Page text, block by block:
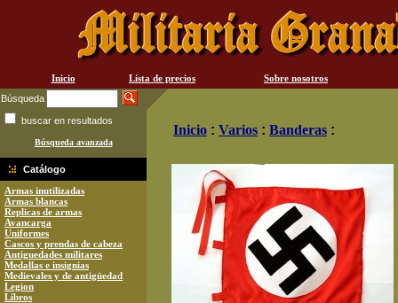
Inicio Lista de precios
Sobre nosotros
Búsqueda
buscar en resultados
Búsqueda avanzada
Catálogo
Armas inutilizadas
Armas blancas
Replicas de armas
Avancarga
Uniformes
Cascos y prendas de cabeza
Antiguedades militares
Medallas e insignias
Medievales y de antigüedad
Legion
Libros
Inicio : Varios : Banderas :